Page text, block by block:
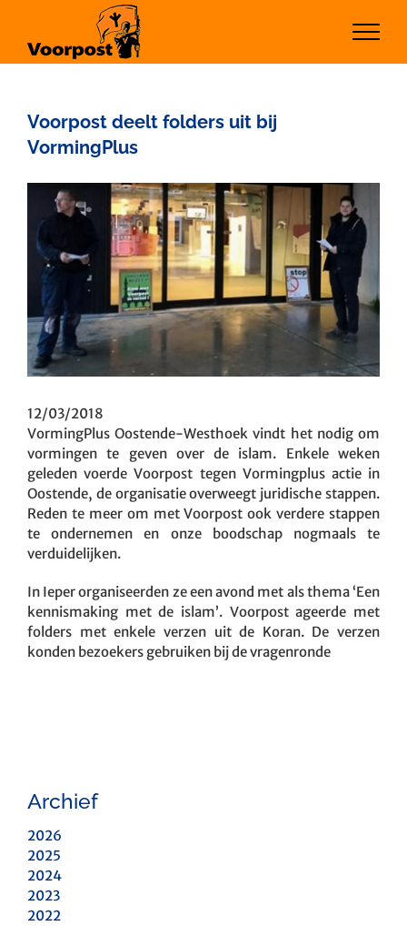
inhoud
Voorpost deelt folders uit bij
VormingPlus
Bekijk
grotere
12/03/2018
VormingPlus Oostende-Westhoek vindt het nodig om
vormingen te geven over de islam. Enkele weken
geleden voerde Voorpost tegen Vormingplus actie in
Oostende, de organisatie overweegt juridische stappen.
Reden te meer om met Voorpost ook verdere stappen
te ondernemen en onze boodschap nogmaals te
verduidelijken.
In Ieper organiseerden ze een avond met als thema ‘Een
kennismaking met de islam’. Voorpost ageerde met
folders met enkele verzen uit de Koran. De verzen
konden bezoekers gebruiken bij de vragenronde
Archief
2026
2025
2024
2023
2022